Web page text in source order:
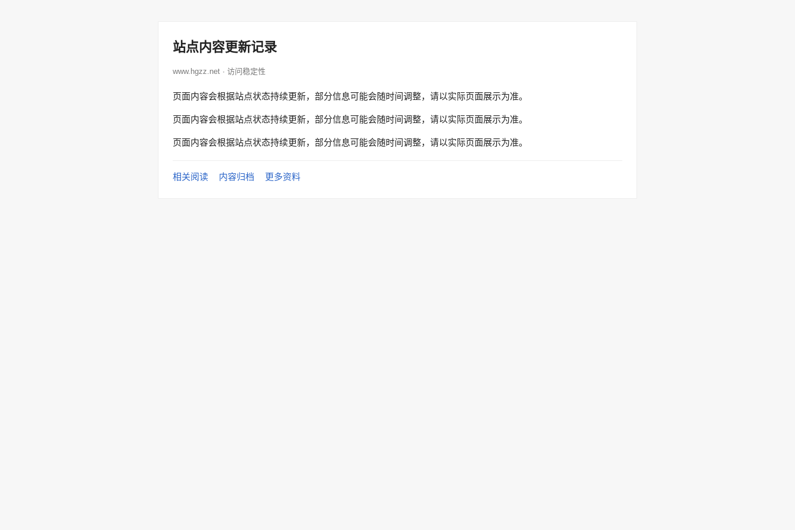
站点内容更新记录
www.hgzz.net · 访问稳定性
页面内容会根据站点状态持续更新，部分信息可能会随时间调整，请以实际页面展示为准。
页面内容会根据站点状态持续更新，部分信息可能会随时间调整，请以实际页面展示为准。
页面内容会根据站点状态持续更新，部分信息可能会随时间调整，请以实际页面展示为准。
相关阅读 内容归档 更多资料